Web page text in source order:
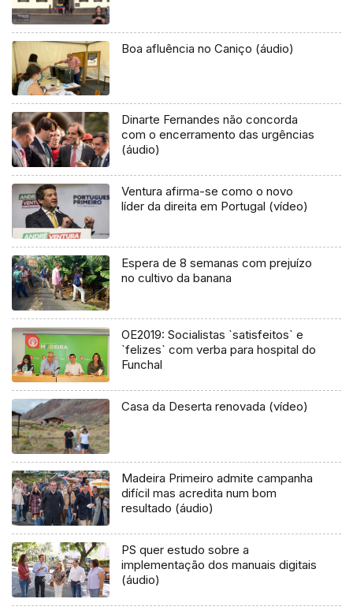
Boa afluência no Caniço (áudio)
Dinarte Fernandes não concorda
com o encerramento das urgências
(áudio)
Ventura afirma-se como o novo
líder da direita em Portugal (vídeo)
Espera de 8 semanas com prejuízo
no cultivo da banana
OE2019: Socialistas `satisfeitos` e
`felizes` com verba para hospital do
Funchal
Casa da Deserta renovada (vídeo)
Madeira Primeiro admite campanha
difícil mas acredita num bom
resultado (áudio)
PS quer estudo sobre a
implementação dos manuais digitais
(áudio)